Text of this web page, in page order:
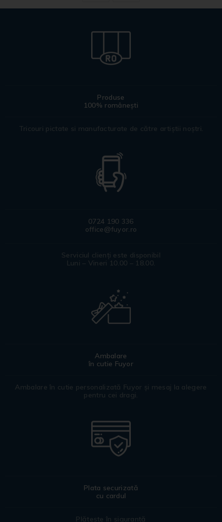
Produse
100% românești
Tricouri pictate si manufacturate de către artiștii noștri.
0724 190 336
office@fuyor.ro
Serviciul clienți este disponibil
Luni – Vineri 10.00 – 18.00.
Ambalare
în cutie Fuyor
Ambalare în cutie personalizată Fuyor și mesaj la alegere
pentru cei dragi.
Plata securizată
cu cardul
Plătește în siguranță